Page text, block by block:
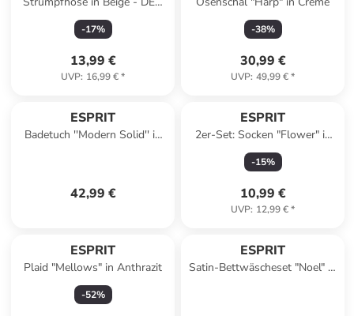
20
-17%
13,99 €
UVP: 16,99 €*
-38%
30,99 €
UVP: 49,99 €*
ESPRIT
Badetuch ''Modern Solid'' in
42,99 €
ESPRIT
2er-Set: Socken "Flower" in
Creme
-15%
10,99 €
UVP: 12,99 €*
ESPRIT
Plaid "Mellows" in Anthrazit
-52%
ESPRIT
Satin-Bettwäscheset "Noel" in